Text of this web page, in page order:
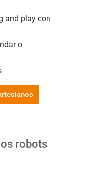
and play con
o
robots